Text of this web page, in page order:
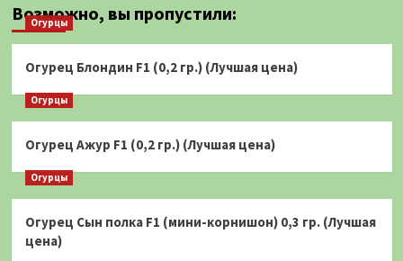
Возможно, вы пропустили:
Огурцы
Огурец Блондин F1 (0,2 гр.) (Лучшая цена)
Огурцы
Огурец Ажур F1 (0,2 гр.) (Лучшая цена)
Огурцы
Огурец Сын полка F1 (мини-корнишон) 0,3 гр. (Лучшая
цена)